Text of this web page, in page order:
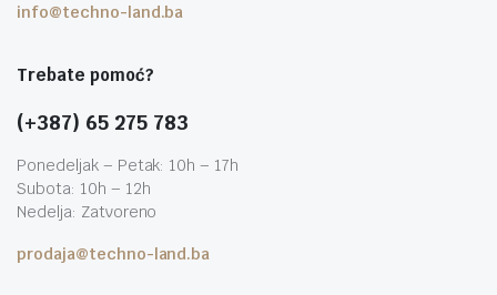
info@techno-land.ba
Trebate pomoć?
(+387) 65 275 783
Ponedeljak – Petak: 10h – 17h
Subota: 10h – 12h
Nedelja: Zatvoreno
prodaja@techno-land.ba